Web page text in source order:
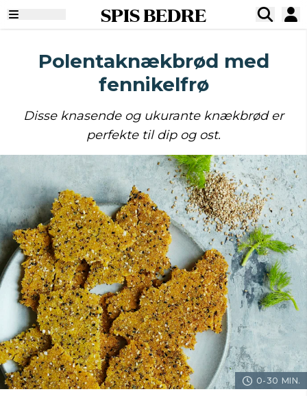
SPIS BEDRE
Polentaknækbrød med
fennikelfrø
Disse knasende og ukurante knækbrød er
perfekte til dip og ost.
0-30 MIN.